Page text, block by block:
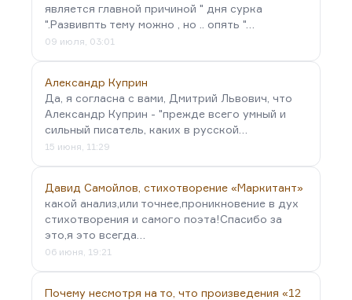
является главной причиной " дня сурка
".Развивпть тему можно , но .. опять "…
09 июля, 03:01
Александр Куприн
Да, я согласна с вами, Дмитрий Львович, что
Александр Куприн - "прежде всего умный и
сильный писатель, каких в русской…
15 июня, 11:29
Давид Самойлов, стихотворение «Маркитант»
какой анализ,или точнее,проникновение в дух
стихотворения и самого поэта!Спасибо за
это,я это всегда…
06 июня, 19:21
Почему несмотря на то, что произведения «12